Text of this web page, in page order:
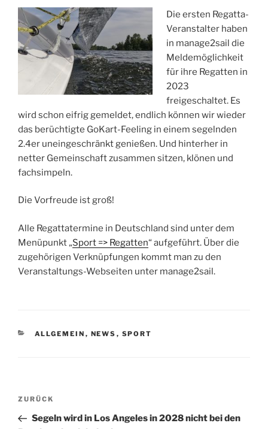
Die ersten Regatta-
Veranstalter haben
in manage2sail die
Meldemöglichkeit
für ihre Regatten in
2023
freigeschaltet. Es
wird schon eifrig gemeldet, endlich können wir wieder
das berüchtigte GoKart-Feeling in einem segelnden
2.4er uneingeschränkt genießen. Und hinterher in
netter Gemeinschaft zusammen sitzen, klönen und
fachsimpeln.
Die Vorfreude ist groß!
Alle Regattatermine in Deutschland sind unter dem
Menüpunkt „Sport => Regatten“ aufgeführt. Über die
zugehörigen Verknüpfungen kommt man zu den
Veranstaltungs-Webseiten unter manage2sail.
KATEGORIEN
ALLGEMEIN , NEWS , SPORT
Beitragsnavigation
Vorheriger
Beitrag
ZURÜCK
Segeln wird in Los Angeles in 2028 nicht bei den